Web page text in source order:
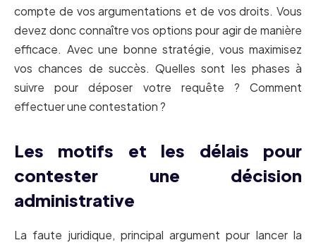
compte de vos argumentations et de vos droits. Vous
devez donc connaître vos options pour agir de manière
efficace. Avec une bonne stratégie, vous maximisez
vos chances de succès. Quelles sont les phases à
suivre pour déposer votre requête ? Comment
effectuer une contestation ?
Les motifs et les délais pour
contester une décision
administrative
La faute juridique, principal argument pour lancer la